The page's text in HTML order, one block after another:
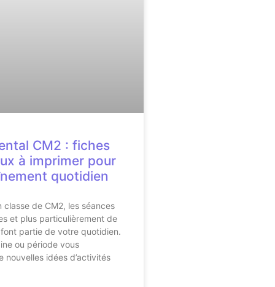
CM2 : fiches
à imprimer pour
quotidien
classe de CM2, les séances
et plus particulièrement de
partie de votre quotidien.
ou période vous
nouvelles idées d’activités